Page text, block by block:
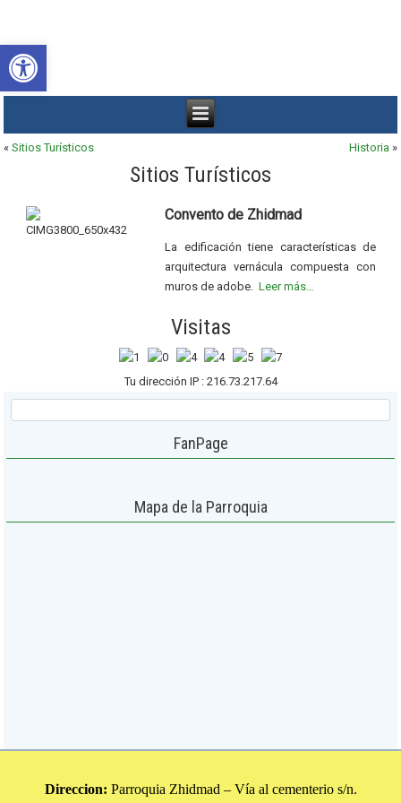
«Sitios Turísticos Historia »
Sitios Turísticos
Convento de Zhidmad
La edificación tiene características de
arquitectura vernácula compuesta con
muros de adobe.Leer más…
Visitas
Tu dirección IP : 216.73.217.64
FanPage
Mapa de la Parroquia
Direccion: Parroquia Zhidmad – Vía al cementerio s/n.
Abrir barra de herramientas